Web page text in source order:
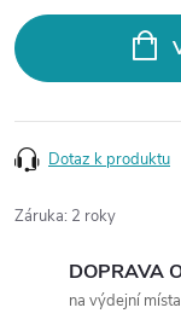
Dotaz k produktu
Záruka: 2 roky
DOPRAVA
na výdejní